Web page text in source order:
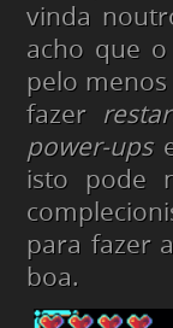
vinda
acho que
pelo
fazer
power-ups
isto pode
para fazer
boa.